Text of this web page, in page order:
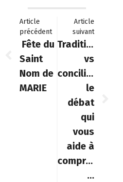
Article
précédent
Fête du
Saint
Nom de
MARIE
Article
suivant
Traditionnaliste
vs
conciliaire
le
débat
qui
vous
aide à
comprendre
…